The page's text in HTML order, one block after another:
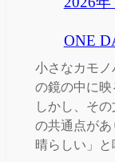
ONE
小さなカモ
の鏡の中に映
しかし、そ
の共通点が
晴らしい」